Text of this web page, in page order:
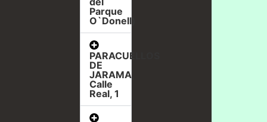
Parque
O`Donell)
PARACUELLOS
DE
JARAMA,
Calle
Real, 1